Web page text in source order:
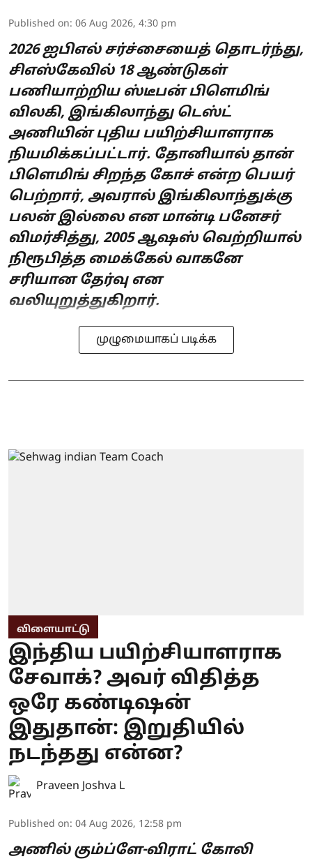
Published on: 06 Aug 2026, 4:30 pm
2026 ஐபிஎல் சர்ச்சையைத் தொடர்ந்து,
சிஎஸ்கேவில் 18 ஆண்டுகள்
பணியாற்றிய ஸ்டீபன் பிளெமிங்
விலகி, இங்கிலாந்து டெஸ்ட்
அணியின் புதிய பயிற்சியாளராக
நியமிக்கப்பட்டார். தோனியால் தான்
பிளெமிங் சிறந்த கோச் என்ற பெயர்
பெற்றார், அவரால் இங்கிலாந்துக்கு
பலன் இல்லை என மான்டி பனேசர்
விமர்சித்து, 2005 ஆஷஸ் வெற்றியால்
நிரூபித்த மைக்கேல் வாகனே
சரியான தேர்வு என
வலியுறுத்துகிறார்.
முழுமையாகப் படிக்க
விளையாட்டு
இந்திய பயிற்சியாளராக
சேவாக்? அவர் விதித்த
ஒரே கண்டிஷன்
இதுதான்: இறுதியில்
நடந்தது என்ன?
Praveen Joshva L
Published on: 04 Aug 2026, 12:58 pm
அணில் கும்ப்ளே-விராட் கோலி